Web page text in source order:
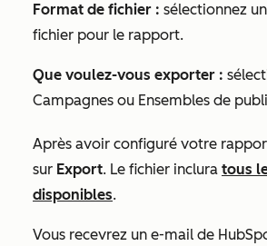
Format de fichier : sélectionnez
fichier pour le rapport.
Que voulez-vous exporter :
Campagnes ou Ensembles de
Après avoir configuré votre
sur Export. Le fichier inclura tous
disponibles.
Vous recevrez un e-mail de